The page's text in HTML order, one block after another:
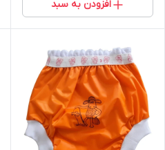
افزودن به سبد